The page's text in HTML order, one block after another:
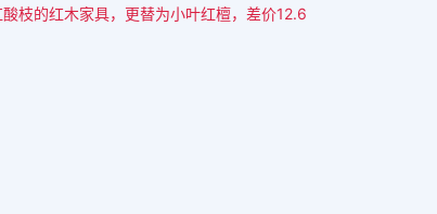
枝的红木家具，更替为小叶红檀，差价12.6